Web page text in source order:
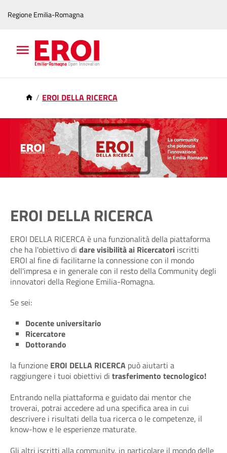
Regione Emilia-Romagna
EROI DELLA RICERCA
EROI DELLA RICERCA
EROI DELLA RICERCA è una funzionalità della piattaforma
che ha l'obiettivo di dare visibilità ai Ricercatori iscritti
EROI al fine di facilitarne la connessione con il mondo
dell'impresa e in generale con il resto della Community degli
innovatori della Regione Emilia-Romagna.
Se sei:
Docente universitario
Ricercatore
Dottorando
la funzione EROI DELLA RICERCA può aiutarti a
raggiungere i tuoi obiettivi di trasferimento tecnologico!
Entrando nella piattaforma e guidato dai mentor che
troverai, potrai accedere ad una specifica area in cui
descrivere i risultati della tua ricerca o le competenze, il
know-how e le esperienze maturate.
Gli altri iscritti alla community, in particolare il mondo delle